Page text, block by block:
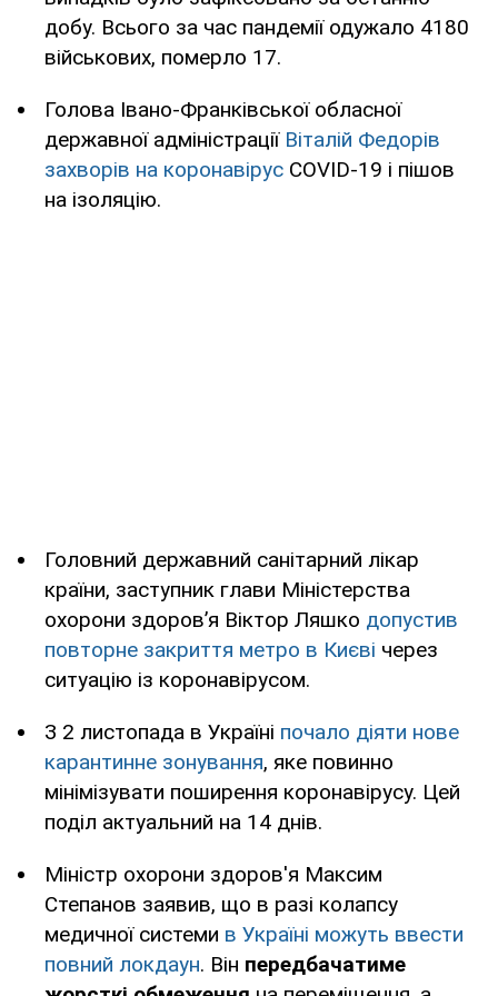
добу. Всього за час пандемії одужало 4180
військових, померло 17.
Голова Івано-Франківської обласної
державної адміністрації Віталій Федорів
захворів на коронавірус COVID-19 і пішов
на ізоляцію.
Головний державний санітарний лікар
країни, заступник глави Міністерства
охорони здоров’я Віктор Ляшко допустив
повторне закриття метро в Києві через
ситуацію із коронавірусом.
З 2 листопада в Україні почало діяти нове
карантинне зонування, яке повинно
мінімізувати поширення коронавірусу. Цей
поділ актуальний на 14 днів.
Міністр охорони здоров'я Максим
Степанов заявив, що в разі колапсу
медичної системи в Україні можуть ввести
повний локдаун. Він передбачатиме